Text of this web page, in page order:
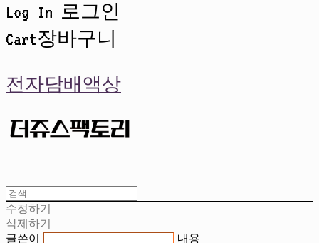
Log In 로그인
Cart장바구니
전자담배액상
수정하기
삭제하기
글쓴이
내용